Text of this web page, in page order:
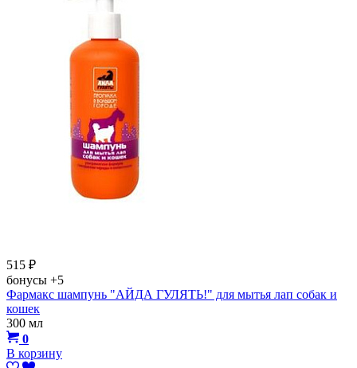
515 ₽
бонусы +5
Фармакс шампунь "АЙДА ГУЛЯТЬ!" для мытья лап собак и
кошек
300 мл
0
В корзину